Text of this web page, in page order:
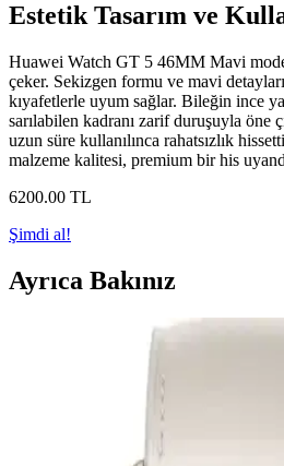
Estetik Tasarım ve
Huawei Watch GT 5 46MM Mavi
çeker. Sekizgen formu ve mavi
kıyafetlerle uyum sağlar. Bileğin ince
sarılabilen kadranı zarif duruşuyla öne
uzun süre kullanılınca rahatsızlık
malzeme kalitesi, premium bir his
6200.00 TL
Şimdi al!
Ayrıca Bakınız
Apple Watch Modelleri ve
Güncel Özellikler Analizi
Apple Watch modellerinin temel
karşılaştırma detaylarıyla ilgili
ışığında en uygun modeli seçmek için